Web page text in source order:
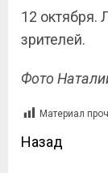
12 октября.
зрителей.
Фото
Материал
Назад